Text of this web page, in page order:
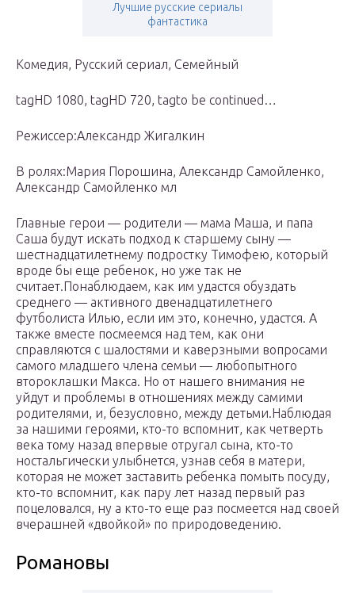
Лучшие русские сериалы
фантастика
Комедия, Русский сериал, Семейный
tagHD 1080, tagHD 720, tagto be continued…
Режиссер:Александр Жигалкин
В ролях:Мария Порошина, Александр Самойленко,
Александр Самойленко мл
Главные герои — родители — мама Маша, и папа
Саша будут искать подход к старшему сыну —
шестнадцатилетнему подростку Тимофею, который
вроде бы еще ребенок, но уже так не
считает.Понаблюдаем, как им удастся обуздать
среднего — активного двенадцатилетнего
футболиста Илью, если им это, конечно, удастся. А
также вместе посмеемся над тем, как они
справляются с шалостями и каверзными вопросами
самого младшего члена семьи — любопытного
второклашки Макса. Но от нашего внимания не
уйдут и проблемы в отношениях между самими
родителями, и, безусловно, между детьми.Наблюдая
за нашими героями, кто-то вспомнит, как четверть
века тому назад впервые отругал сына, кто-то
ностальгически улыбнется, узнав себя в матери,
которая не может заставить ребенка помыть посуду,
кто-то вспомнит, как пару лет назад первый раз
поцеловался, ну а кто-то еще раз посмеется над своей
вчерашней «двойкой» по природоведению.
Романовы